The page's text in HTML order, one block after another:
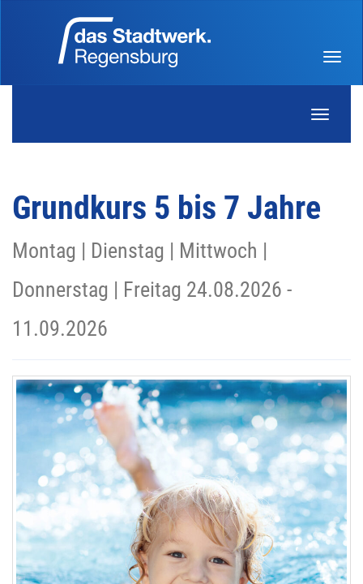
Menü
Grundkurs 5 bis 7 Jahre
Montag | Dienstag | Mittwoch |
Donnerstag | Freitag 24.08.2026 -
11.09.2026